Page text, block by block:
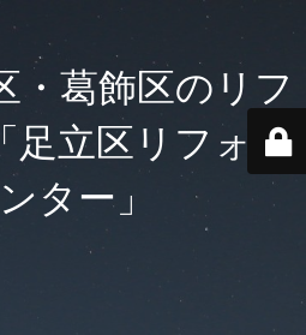
・葛飾区のリフ
足立区リフォー
ター」